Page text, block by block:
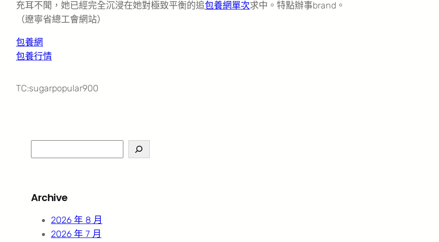
充耳不聞，她已經完全沉浸在她對極致平衡的追包養網單次求中。特點辦事brand。
（遼寧省總工會網站）
包養網
包養行情
TC:sugarpopular900
e
c
Archive
2026 年 8 月
2026 年 7 月